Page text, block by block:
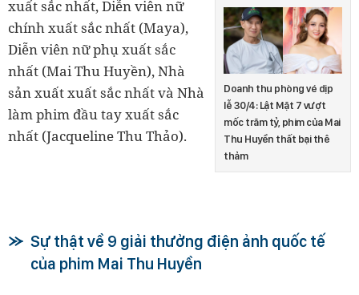
Doanh thu phòng vé dịp
lễ 30/4: Lật Mặt 7 vượt
mốc trăm tỷ, phim của Mai
Thu Huyền thất bại thê
thảm
xuất sắc nhất, Diễn viên nữ
chính xuất sắc nhất (Maya),
Diễn viên nữ phụ xuất sắc
nhất (Mai Thu Huyền), Nhà
sản xuất xuất sắc nhất và Nhà
làm phim đầu tay xuất sắc
nhất (Jacqueline Thu Thảo).
Sự thật về 9 giải thưởng điện ảnh quốc tế
của phim Mai Thu Huyền